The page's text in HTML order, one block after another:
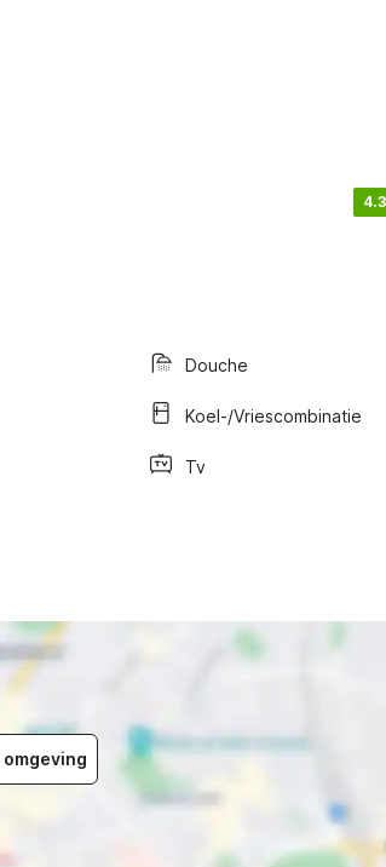
4.3
Douche
Koel-/vriescombinatie
Tv